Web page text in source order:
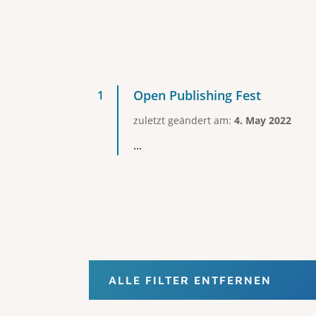
Open Publishing Fest
zuletzt geändert am: 4. May 2022
...
ALLE FILTER ENTFERNEN